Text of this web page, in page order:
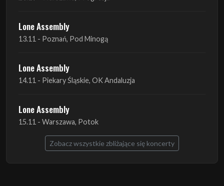
Lone Assembly
14.11 - Piekary Śląskie, OK Andaluzja
Lone Assembly
15.11 - Warszawa, Potok